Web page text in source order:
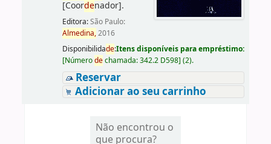
[Coordenador].
Editora:São Paulo:
Almedina,2016
Disponibilidade:Itens disponíveis para empréstimo:
[Númerodechamada:342.2 D598] (2).
Reservar
Adicionar ao seu carrinho
Não encontrou o
que procura?